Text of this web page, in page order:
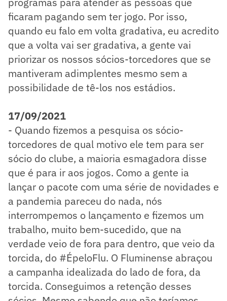
ficaram pagando sem ter jogo. Por isso,
quando eu falo em volta gradativa, eu acredito
que a volta vai ser gradativa, a gente vai
priorizar os nossos sócios-torcedores que se
mantiveram adimplentes mesmo sem a
possibilidade de tê-los nos estádios.
17/09/2021
- Quando fizemos a pesquisa os sócio-
torcedores de qual motivo ele tem para ser
sócio do clube, a maioria esmagadora disse
que é para ir aos jogos. Como a gente ia
lançar o pacote com uma série de novidades e
a pandemia pareceu do nada, nós
interrompemos o lançamento e fizemos um
trabalho, muito bem-sucedido, que na
verdade veio de fora para dentro, que veio da
torcida, do #ÉpeloFlu. O Fluminense abraçou
a campanha idealizada do lado de fora, da
torcida. Conseguimos a retenção desses